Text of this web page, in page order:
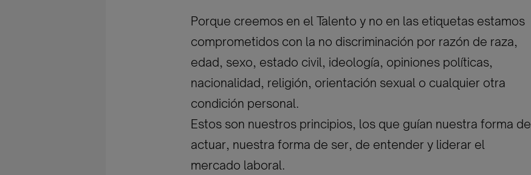
Porque creemos en el Talento y no en las etiquetas estamos
comprometidos con la no discriminación por razón de raza,
edad, sexo, estado civil, ideología, opiniones políticas,
nacionalidad, religión, orientación sexual o cualquier otra
condición personal.
Estos son nuestros principios, los que guían nuestra forma de
actuar, nuestra forma de ser, de entender y liderar el
mercado laboral.